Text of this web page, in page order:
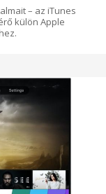
– az iTunes
külön Apple